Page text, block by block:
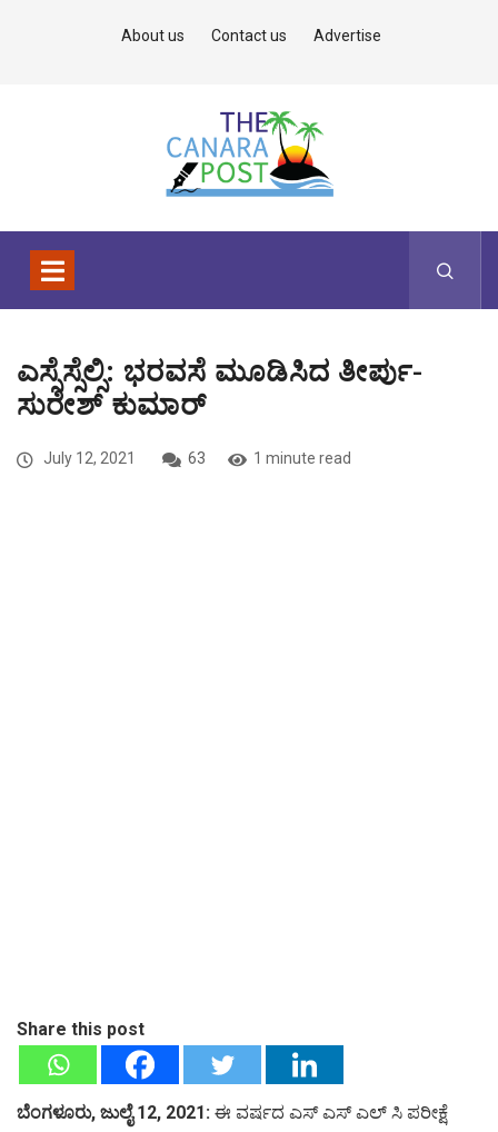
About us Contact us Advertise
ಎಸ್ಸೆಸ್ಸೆಲ್ಸಿ: ಭರವಸೆ ಮೂಡಿಸಿದ ತೀರ್ಪು-
ಸುರೇಶ್ ಕುಮಾರ್
July 12, 2021 63 1 minute read
Share this post
ಬೆಂಗಳೂರು, ಜುಲೈ 12, 2021: ಈ ವರ್ಷದ ಎಸ್ ಎಸ್ ಎಲ್ ಸಿ ಪರೀಕ್ಷೆ